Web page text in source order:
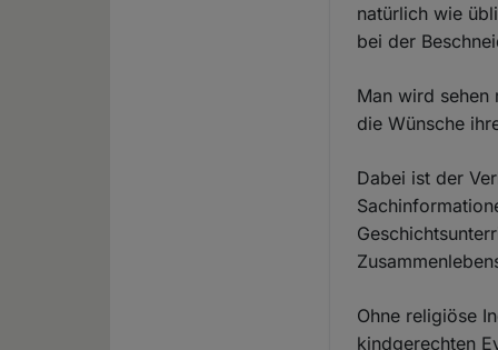
natürlich wie
bei der
Man wird sehen
die Wünsche
Dabei ist der
Ohne religiöse
kindgerechten